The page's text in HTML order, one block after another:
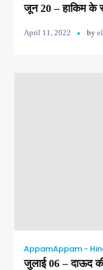
जून 20 – हाकिम के
April 11, 2022 by
AppamAppam -
जुलाई 06 – दाऊद